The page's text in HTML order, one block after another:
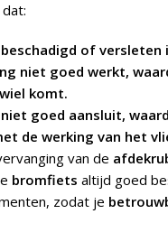
of versleten
niet goed werkt,
komt.
goed aansluit,
de werking van het
van de
bromfiets altijd goed
zodat je